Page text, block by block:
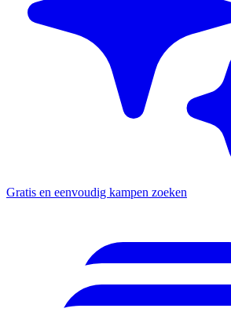
Gratis en eenvoudig kampen zoeken